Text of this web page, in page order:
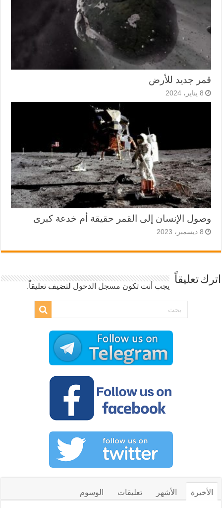
قمر جديد للأرض
8 يناير، 2024
وصول الإنسان إلى القمر حقيقة أم خدعة كبرى
8 ديسمبر، 2023
اترك تعليقاً
يجب أنت تكون مسجل الدخول لتضيف تعليقاً.
الأخيرة الأشهر تعليقات الوسوم